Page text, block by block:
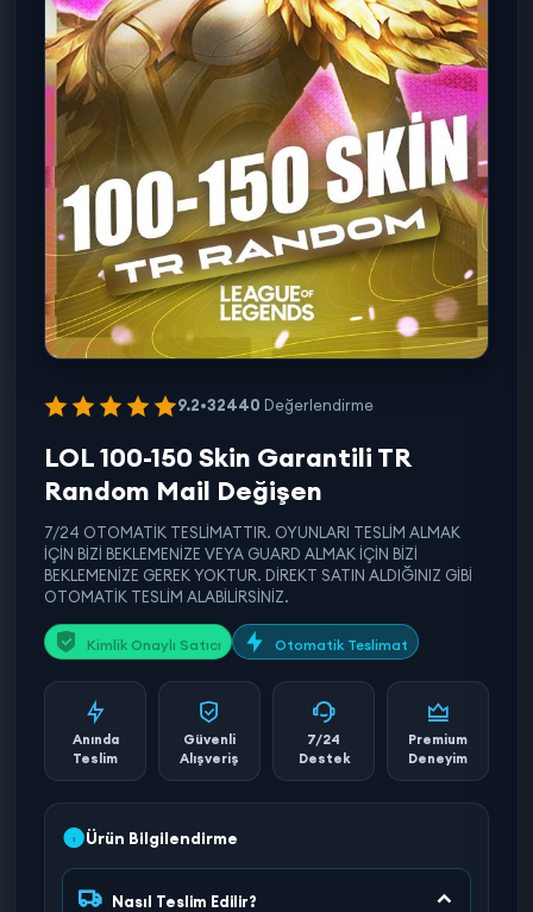
9.2•32440 Değerlendirme
LOL 100-150 Skin Garantili TR
Random Mail Değişen
7/24 OTOMATİK TESLİMATTIR. OYUNLARI TESLİM ALMAK
İÇİN BİZİ BEKLEMENİZE VEYA GUARD ALMAK İÇİN BİZİ
BEKLEMENİZE GEREK YOKTUR. DİREKT SATIN ALDIĞINIZ GİBİ
OTOMATİK TESLİM ALABİLİRSİNİZ.
Kimlik Onaylı Satıcı Otomatik Teslimat
Anında
Teslim
Güvenli
Alışveriş
7/24
Destek
Premium
Deneyim
Ürün Bilgilendirme
Nasıl Teslim Edilir?